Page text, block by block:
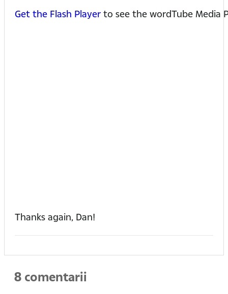
Get the Flash Player to see the wordTube Media
Thanks again, Dan!
8 comentarii